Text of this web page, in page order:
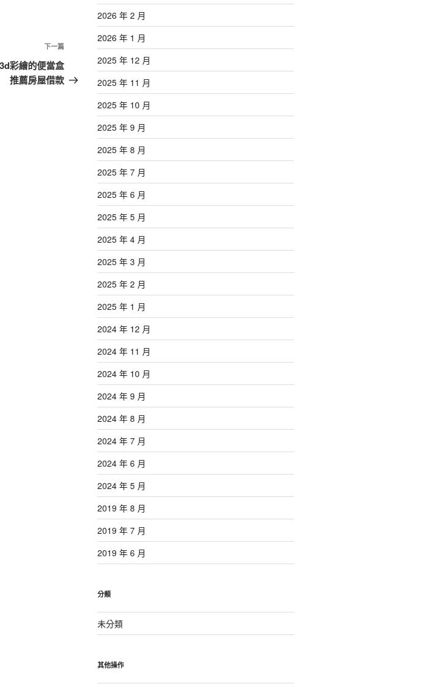
下
一
篇
下一篇
彩繪的便當盒
推薦房屋借款
2026 年 2 月
2026 年 1 月
2025 年 12 月
2025 年 11 月
2025 年 10 月
2025 年 9 月
2025 年 8 月
2025 年 7 月
2025 年 6 月
2025 年 5 月
2025 年 4 月
2025 年 3 月
2025 年 2 月
2025 年 1 月
2024 年 12 月
2024 年 11 月
2024 年 10 月
2024 年 9 月
2024 年 8 月
2024 年 7 月
2024 年 6 月
2024 年 5 月
2019 年 8 月
2019 年 7 月
2019 年 6 月
分類
未分類
其他操作